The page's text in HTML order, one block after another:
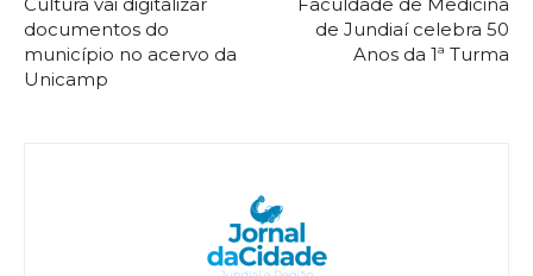
Cultura vai digitalizar
documentos do
município no acervo da
Unicamp
Faculdade de Medicina
de Jundiaí celebra 50
Anos da 1ª Turma